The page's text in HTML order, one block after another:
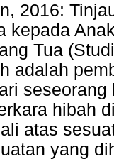
2016:
kepada
Tua
adalah
hibah
atas
yang